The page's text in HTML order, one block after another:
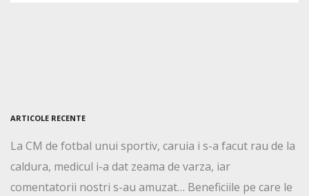
ARTICOLE RECENTE
La CM de fotbal unui sportiv, caruia i s-a facut rau de la
caldura, medicul i-a dat zeama de varza, iar
comentatorii nostri s-au amuzat… Beneficiile pe care le